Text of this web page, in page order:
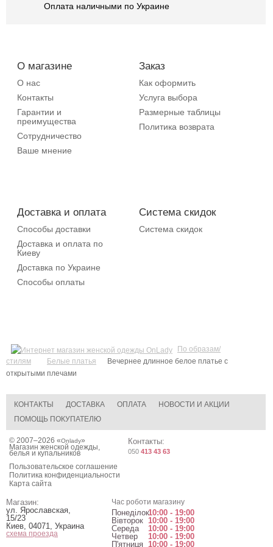
Оплата наличными по Украине
О магазине
О нас
Контакты
Гарантии и
преимущества
Сотрудничество
Ваше мнение
Заказ
Как оформить
Услуга выбора
Размерные таблицы
Политика возврата
Доставка и оплата
Способы доставки
Доставка и оплата по
Киеву
Доставка по Украине
Способы оплаты
Система скидок
Система скидок
По образам/
стилям
Белые платья
Вечернее длинное белое платье с
открытыми плечами
КОНТАКТЫ ДОСТАВКА ОПЛАТА
НОВОСТИ И АКЦИИ
ПОМОЩЬ ПОКУПАТЕЛЮ
© 2007–2026 «Onlady»
Магазин женской одежды,
белья и купальников
Пользовательское соглашение
Политика конфиденциальности
Карта сайта
Контакты:
050 413 43 63
Магазин:
ул. Ярославская,
15/23
Киев 04071 Украина
схема проезда
Час роботи магазину
Понеділок10:00 - 19:00
Вівторок 10:00 - 19:00
Середа
10:00 - 19:00
Четвер
10:00 - 19:00
П'ятниця 10:00 - 19:00